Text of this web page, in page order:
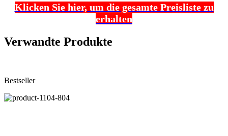
Klicken Sie hier, um die gesamte Preisliste zu
erhalten
Verwandte Produkte
Bestseller